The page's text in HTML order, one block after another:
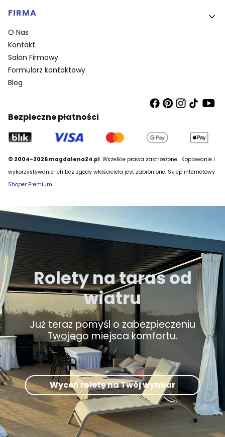
FIRMA
O Nas
Kontakt.
Salon Firmowy.
Formularz kontaktowy.
Blog
Bezpieczne płatności
© 2004-2026 magdalena24.pl Wszelkie prawa zastrzeżone. Kopiowanie i
wykorzystywanie ich bez zgody właściciela jest zabronione. Sklep internetowy
Shoper Premium
Rolety na taras od
wiatru
Już teraz pomyśl o zabezpieczeniu
Twojego miejsca komfortu.
Wyceń roletę na Twój wymiar